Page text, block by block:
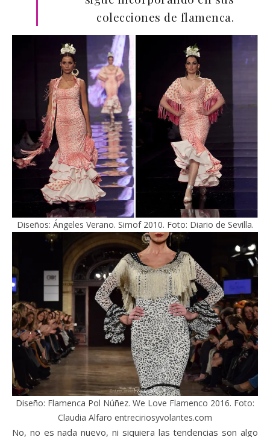
colecciones de flamenca.
Diseños: Ángeles Verano. Simof 2010. Foto: Diario de Sevilla.
Diseño: Flamenca Pol Núñez. We Love Flamenco 2016. Foto:
Claudia Alfaro entreciriosyvolantes.com
No, no es nada nuevo, ni siquiera las tendencias son algo